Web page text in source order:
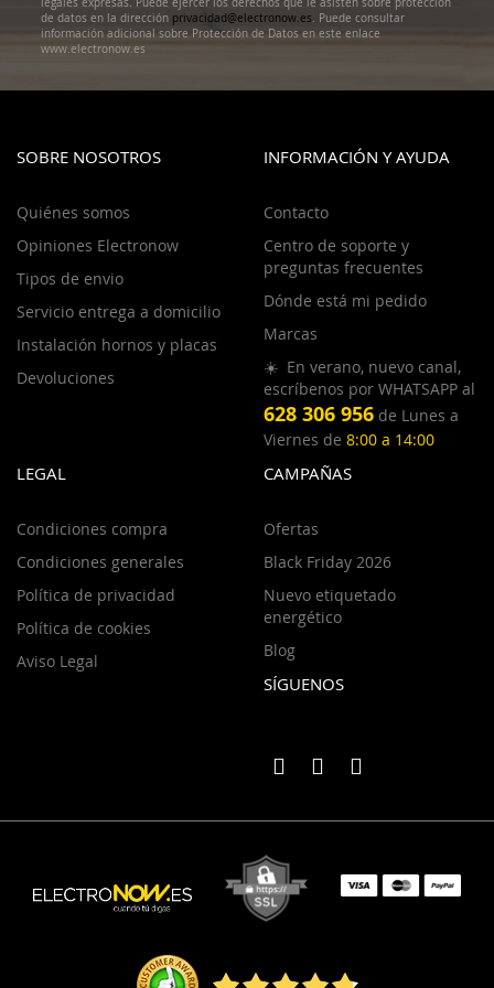
de datos en la dirección privacidad@electronow.es. Puede consultar
información adicional sobre Protección de Datos en este enlace
www.electronow.es
SOBRE NOSOTROS
Quiénes somos
Opiniones Electronow
Tipos de envio
Servicio entrega a domicilio
Instalación hornos y placas
Devoluciones
INFORMACIÓN Y AYUDA
Contacto
Centro de soporte y
preguntas frecuentes
Dónde está mi pedido
Marcas
☀️ En verano, nuevo canal,
escríbenos por WHATSAPP al
628 306 956 de Lunes a
Viernes de 8:00 a 14:00
LEGAL
Condiciones compra
Condiciones generales
Política de privacidad
Política de cookies
Aviso Legal
CAMPAÑAS
Ofertas
Black Friday 2026
Nuevo etiquetado
energético
Blog
SÍGUENOS